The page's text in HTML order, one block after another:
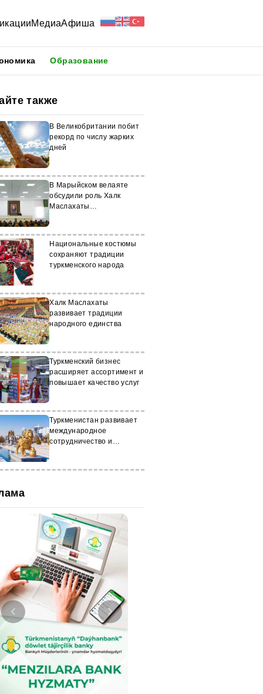
МедиаАфиша
Образование
также
В Великобритании побит
рекорд по числу жарких
дней
В Марыйском велаяте
обсудили роль Халк
Маслахаты
Национальные костюмы
сохраняют традиции
туркменского народа
Халк Маслахаты
развивает традиции
народного единства
Туркменский бизнес
расширяет ассортимент и
повышает качество услуг
Туркменистан развивает
международное
сотрудничество и